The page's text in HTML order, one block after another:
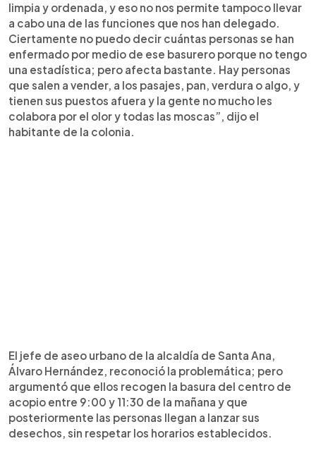
limpia y ordenada, y eso no nos permite tampoco llevar
a cabo una de las funciones que nos han delegado.
Ciertamente no puedo decir cuántas personas se han
enfermado por medio de ese basurero porque no tengo
una estadística; pero afecta bastante. Hay personas
que salen a vender, a los pasajes, pan, verdura o algo, y
tienen sus puestos afuera y la gente no mucho les
colabora por el olor y todas las moscas”, dijo el
habitante de la colonia.
El jefe de aseo urbano de la alcaldía de Santa Ana,
Álvaro Hernández, reconoció la problemática; pero
argumentó que ellos recogen la basura del centro de
acopio entre 9:00 y 11:30 de la mañana y que
posteriormente las personas llegan a lanzar sus
desechos, sin respetar los horarios establecidos.